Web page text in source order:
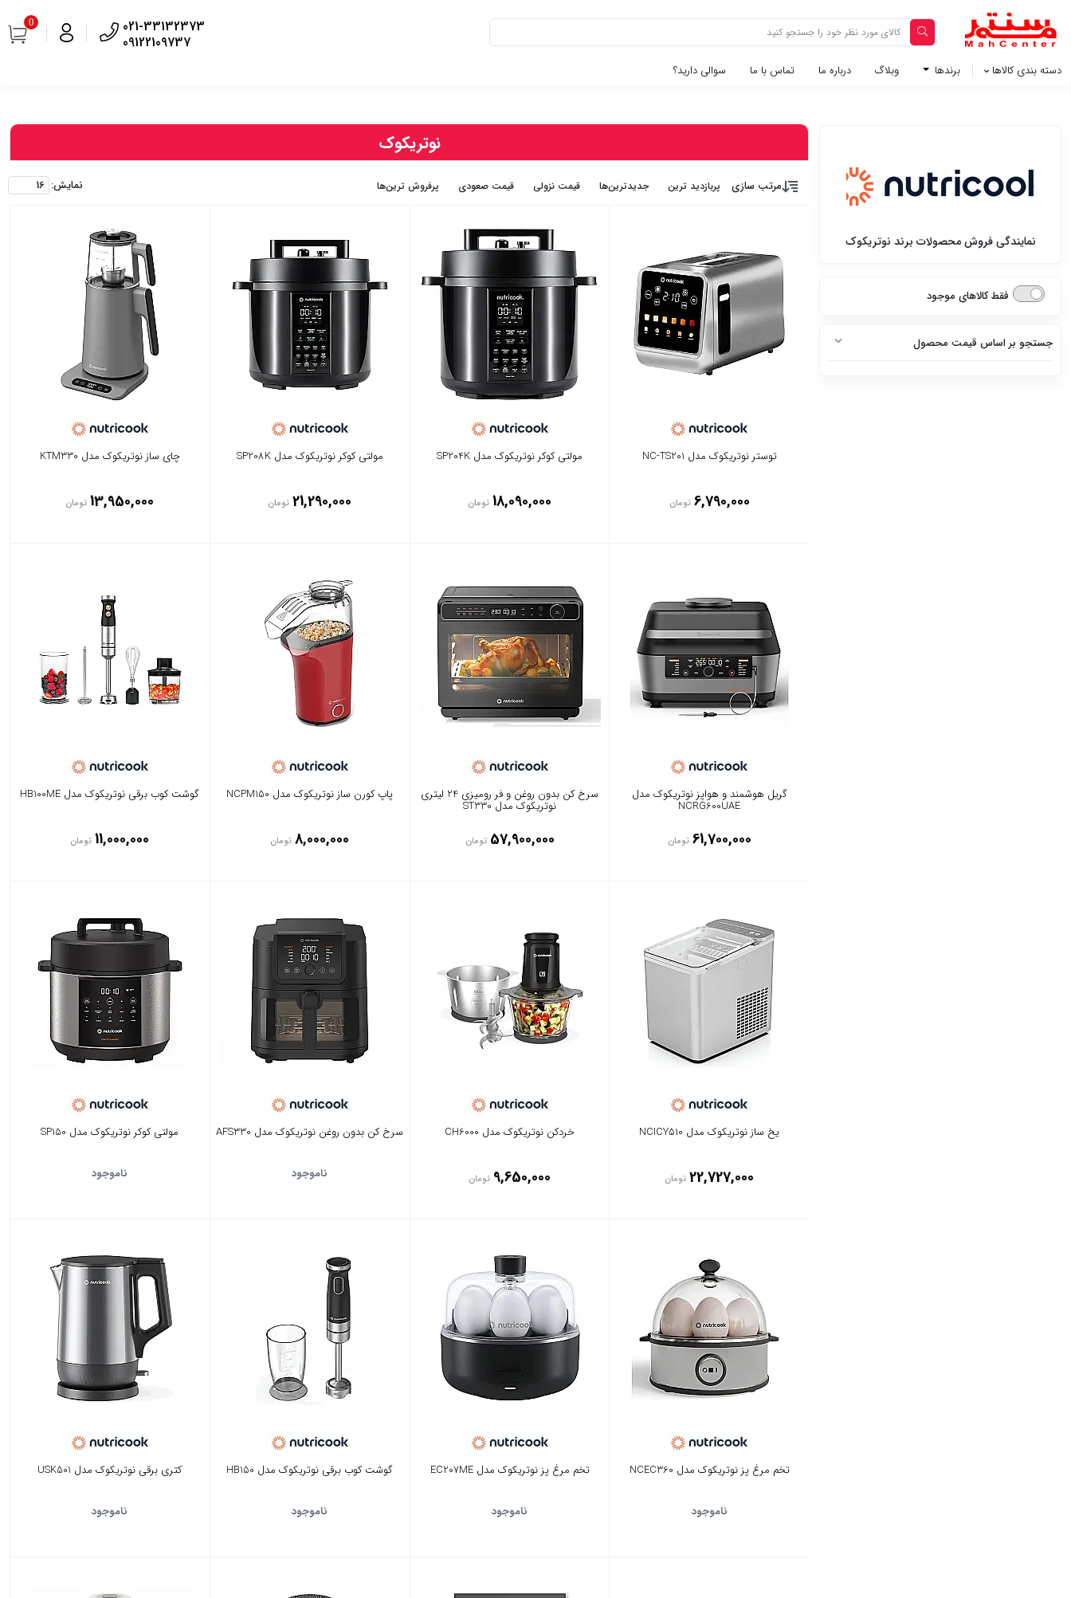
021-33132373
09122109737
0
دسته بندی کالاها برندها وبلاگ‌ درباره ما تماس با ما سوالی دارید؟
نمایندگی فروش محصولات برند نوتریکوک
فقط کالاهای موجود
جستجو بر اساس قیمت محصول
نوتریکوک
مرتب سازی پربازديد ترين جديدترين‌ها قيمت نزولی قيمت صعودی پرفروش ترین‌ها نمايش:
توستر نوتریکوک مدل ‎NC-TS201
6,790,000 تومان
مولتی کوکر نوتریکوک مدل SP204K
18,090,000 تومان
مولتی کوکر نوتریکوک مدل SP208K
21,290,000 تومان
چای ساز نوتریکوک مدل KTM330
13,950,000 تومان
گریل هوشمند و هواپز نوتریکوک مدل
NCRG600UAE
61,700,000 تومان
سرخ کن بدون روغن و فر رومیزی 24 لیتری
نوتریکوک مدل ST330
57,900,000 تومان
پاپ کورن ساز نوتریکوک مدل NCPM150
8,000,000 تومان
گوشت کوب برقی نوتریکوک مدل HB100ME
11,000,000 تومان
یخ ساز نوتریکوک مدل NCICY510
22,727,000 تومان
خردکن نوتریکوک مدل CH6000
9,650,000 تومان
سرخ کن بدون روغن نوتریکوک مدل AFS330
ناموجود
مولتی کوکر نوتریکوک مدل SP150
ناموجود
تخم مرغ پز نوتریکوک مدل NCEC360
ناموجود
تخم مرغ پز نوتریکوک مدل EC207ME
ناموجود
گوشت کوب برقی نوتریکوک مدل HB150
ناموجود
کتری برقی نوتریکوک مدل USK501
ناموجود